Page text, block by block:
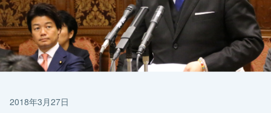
2018年3月27日